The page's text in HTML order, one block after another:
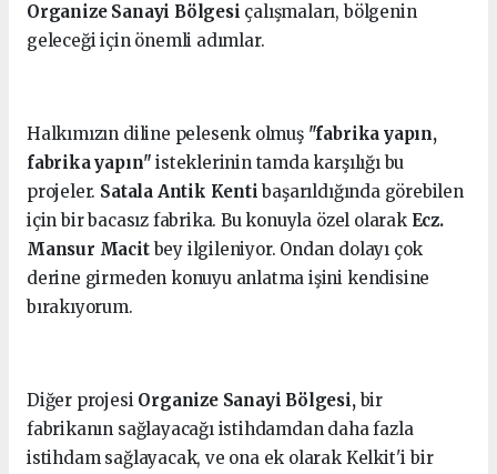
Organize Sanayi Bölgesi çalışmaları, bölgenin
geleceği için önemli adımlar.
Halkımızın diline pelesenk olmuş "fabrika yapın,
fabrika yapın"isteklerinin tamda karşılığı bu
projeler. Satala Antik Kentibaşarıldığında görebilen
için bir bacasız fabrika. Bu konuyla özel olarak Ecz.
Mansur Macitbey ilgileniyor. Ondan dolayı çok
derine girmeden konuyu anlatma işini kendisine
bırakıyorum.
Diğer projesi Organize Sanayi Bölgesi,bir
fabrikanın sağlayacağı istihdamdan daha fazla
istihdam sağlayacak, ve ona ek olarak Kelkit'i bir